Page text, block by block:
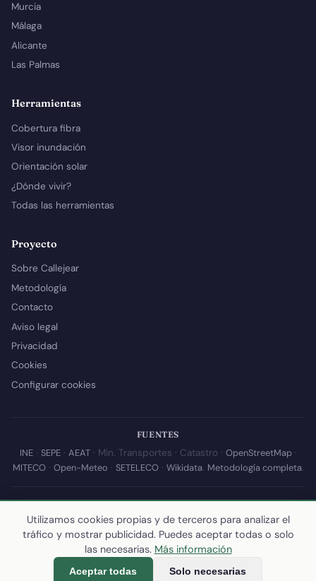
Murcia
Málaga
Alicante
Las Palmas
Herramientas
Cobertura fibra
Visor inundación
Orientación solar
¿Dónde vivir?
Todas las herramientas
Proyecto
Sobre Callejear
Metodología
Contacto
Aviso legal
Privacidad
Cookies
Configurar cookies
FUENTES
INE· SEPE· AEAT· Min. Transportes · Catastro · OpenStreetMap·
MITECO· Open-Meteo · SETELECO· Wikidata. Metodología completa.
© 2026 Callejear.com — Directorio municipal de España con datos
abiertos. Desarrollado y mantenido porYoel Castaño.
Última actualización de esta página:10 de julio de 2026
calculamos los datos
Utilizamos cookies propias y de terceros para analizar el
tráfico y mostrar publicidad. Puedes aceptar todas o solo
las necesarias. Más información
Aceptar todas Solo necesarias